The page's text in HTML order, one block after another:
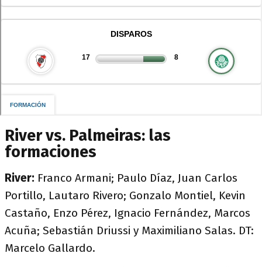
River vs. Palmeiras: las
formaciones
River: Franco Armani; Paulo Díaz, Juan Carlos
Portillo, Lautaro Rivero; Gonzalo Montiel, Kevin
Castaño, Enzo Pérez, Ignacio Fernández, Marcos
Acuña; Sebastián Driussi y Maximiliano Salas. DT:
Marcelo Gallardo.